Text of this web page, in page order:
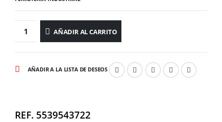
AÑADIR AL CARRITO
AÑADIR A LA LISTA DE DESEOS
REF. 5539543722